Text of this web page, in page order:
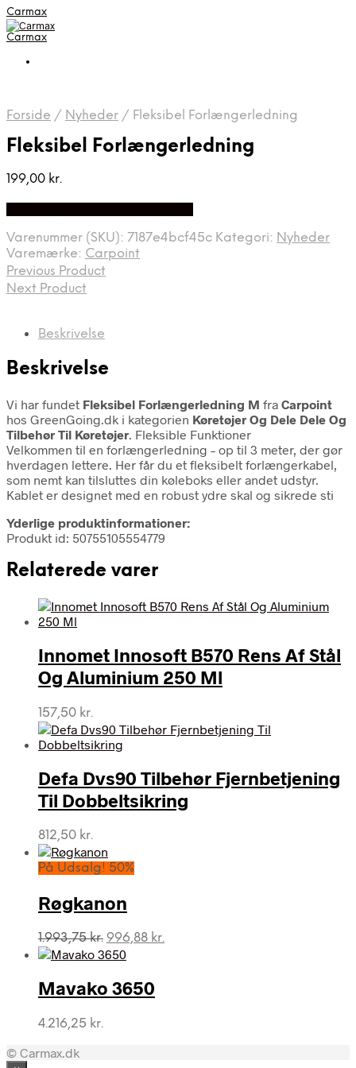
Carmax
Carmax
Forside / Nyheder / Fleksibel Forlængerledning
Fleksibel Forlængerledning
199,00 kr.
Varenummer (SKU): 7187e4bcf45c Kategori: Nyheder
Varemærke: Carpoint
Previous Product
Next Product
Beskrivelse
Beskrivelse
Vi har fundet Fleksibel Forlængerledning M fra Carpoint
hos GreenGoing.dk i kategorien Køretøjer Og Dele Dele Og
Tilbehør Til Køretøjer. Fleksible Funktioner
Velkommen til en forlængerledning – op til 3 meter, der gør
hverdagen lettere. Her får du et fleksibelt forlængerkabel,
som nemt kan tilsluttes din køleboks eller andet udstyr.
Kablet er designet med en robust ydre skal og sikrede sti
Yderlige produktinformationer:
Produkt id: 50755105554779
Relaterede varer
Innomet Innosoft B570 Rens Af Stål
Og Aluminium 250 Ml
157,50 kr.
Defa Dvs90 Tilbehør Fjernbetjening
Til Dobbeltsikring
812,50 kr.
På Udsalg! 50%
Røgkanon
1.993,75kr. Den
oprindelige
var:
1.993,75 kr..
996,88 kr.
Mavako 3650
4.216,25 kr.
© Carmax.dk